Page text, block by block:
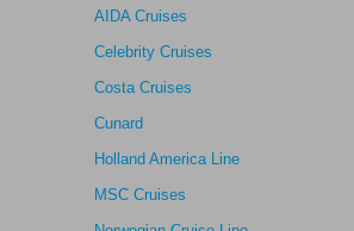
AIDA Cruises
Celebrity Cruises
Costa Cruises
Cunard
Holland America Line
MSC Cruises